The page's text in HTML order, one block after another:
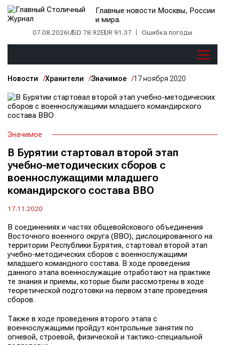
Главные новости Москвы, России
и мира.
07.08.2026USD 78.92EUR 91.37 Ошибка погоды
Новости Хранители Значимое 17 ноября 2020
Значимое
В Бурятии стартовал второй этап
учебно-методических сборов с
военнослужащими младшего
командирского состава ВВО
17.11.2020
В соединениях и частях общевойскового объединения
Восточного военного округа (ВВО), дислоцированного на
территории Республики Бурятия, стартовал второй этап
учебно-методических сборов с военнослужащими
младшего командного состава. В ходе проведения
данного этапа военнослужащие отработают на практике
те знания и приемы, которые были рассмотрены в ходе
теоретической подготовки на первом этапе проведения
сборов.
Также в ходе проведения второго этапа с
военнослужащими пройдут контрольные занятия по
огневой, строевой, физической и тактико-специальной